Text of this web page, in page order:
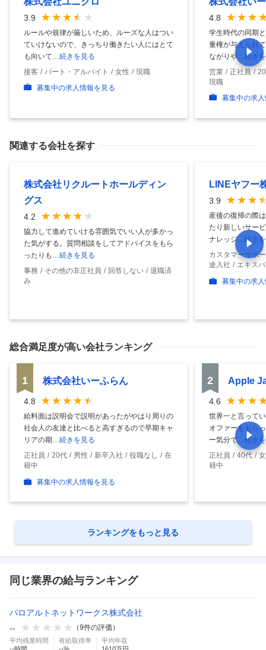
3.9
ルールや規律が厳しいため、ルーズな人はつい
ていけないので、きっちり働きたい人にはとて
も向いて …続きを見る
接客
パート・アルバイト 女性
現職
募集中の求人情報を見る
4.8
学生時代の同期
量権が与えられ
ながりや …続き
営業
正社員
現職
募集中の求
関連する会社を探す
株式会社リクルートホールディン
グス
4.2
協力して進めていける雰囲気でいい人が多かっ
た気がする。質問相談をしてアドバイスをもら
ったりも
…続きを見る
事務
その他の非正社員 回答しない
退職済
み
LINEヤフー
3.9
産後の復帰の際
たり新しいサー
ナレッジ…続き
カスタマーサポ
途入社
エキス
募集中の求
総合満足度が高い会社ランキング
1 株式会社いーふらん
4.8
給料面は説明会で説明があったがやはり周りの
社会人の友達と比べると高すぎるので早期キャ
リアの期…続きを見る
正社員
20代 男性 新卒入社 役職なし
在
籍中
募集中の求人情報を見る
2 Apple
4.6
世界一と言って
オファーをもら
ー気分で…続き
正社員
40代
籍中
ランキングをもっと見る
同じ業界の給与ランキング
パロアルトネットワークス株式会社
--
（9件の評価）
平均残業時間
有給取得率
平均年収